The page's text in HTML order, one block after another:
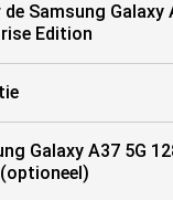
Samsung Galaxy
Edition
Galaxy A37 5G